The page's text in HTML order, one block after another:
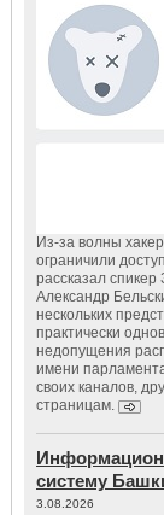
Из‑за волны
ограничили
рассказал спикер
Александр
нескольких
практически
недопущения
имени
своих каналов,
страницам.
систему
3.08.2026